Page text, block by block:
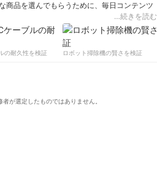
商品を選んでもらうために、毎日コンテンツ
…続きを読む
耐久性を検証 ロボット掃除機の賢さを検証
が選定したものではありません。